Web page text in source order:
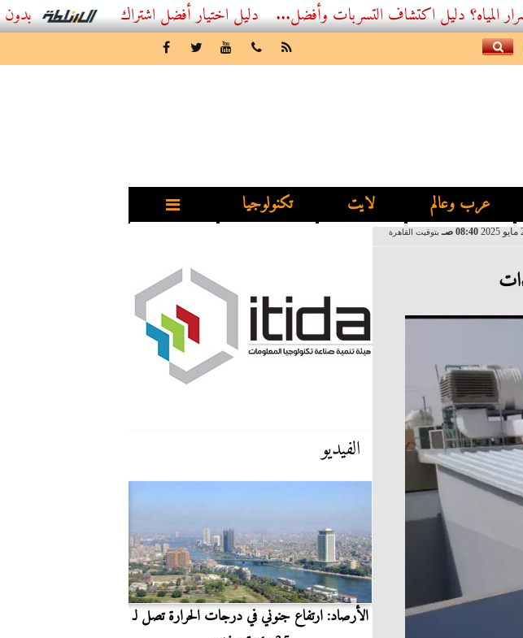
أفضل اشتراك IPTV بدون تقطيع 2026 – دليل المشاهد العصري اكتشاف التسربات وأفضل...
عرب وعالم لايت تكنولوجيا
08:40 صـ بتوقيت القاهرة
الفيديو
وسيراميكا كليوباترا في
الأرصاد: ارتفاع جنوني في درجات الحرارة تصل لـ